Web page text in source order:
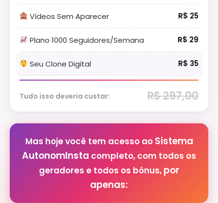
Vídeos Sem Aparecer R$ 25
Plano 1000 Seguidores/Semana R$ 29
Seu Clone Digital R$ 35
Tudo isso deveria custar: R$ 297,00
Mas hoje você tem acesso ao Sistema
AutonomInsta completo, com todos os
geradores e todos os bônus, por
apenas: